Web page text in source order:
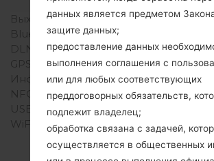
Интерфейсы
Выход для аудио
3.5mm jack
Bluetooth
версия
DLNA
Есть
GPS
A-GPS,
Инфракрасный порт
-
NFC
Есть
USB
WiFi
Wi-Fi
band, Wi-
данных является предметом
защите данных;
предоставление данных
выполнения соглашения с
или для любых соответствующих
преддоговорных обязательств,
подлежит владелец;
обработка связана с задачей,
осуществляется в общественных